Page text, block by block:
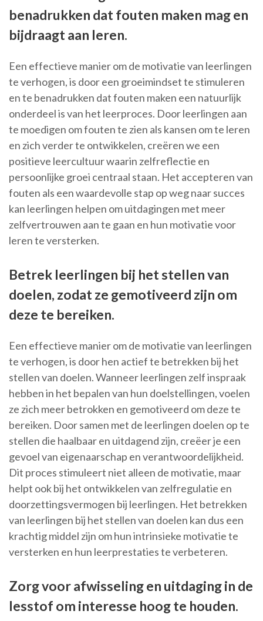
benadrukken dat fouten maken mag en
bijdraagt aan leren.
Een effectieve manier om de motivatie van leerlingen
te verhogen, is door een groeimindset te stimuleren
en te benadrukken dat fouten maken een natuurlijk
onderdeel is van het leerproces. Door leerlingen aan
te moedigen om fouten te zien als kansen om te leren
en zich verder te ontwikkelen, creëren we een
positieve leercultuur waarin zelfreflectie en
persoonlijke groei centraal staan. Het accepteren van
fouten als een waardevolle stap op weg naar succes
kan leerlingen helpen om uitdagingen met meer
zelfvertrouwen aan te gaan en hun motivatie voor
leren te versterken.
Betrek leerlingen bij het stellen van
doelen, zodat ze gemotiveerd zijn om
deze te bereiken.
Een effectieve manier om de motivatie van leerlingen
te verhogen, is door hen actief te betrekken bij het
stellen van doelen. Wanneer leerlingen zelf inspraak
hebben in het bepalen van hun doelstellingen, voelen
ze zich meer betrokken en gemotiveerd om deze te
bereiken. Door samen met de leerlingen doelen op te
stellen die haalbaar en uitdagend zijn, creëer je een
gevoel van eigenaarschap en verantwoordelijkheid.
Dit proces stimuleert niet alleen de motivatie, maar
helpt ook bij het ontwikkelen van zelfregulatie en
doorzettingsvermogen bij leerlingen. Het betrekken
van leerlingen bij het stellen van doelen kan dus een
krachtig middel zijn om hun intrinsieke motivatie te
versterken en hun leerprestaties te verbeteren.
Zorg voor afwisseling en uitdaging in de
lesstof om interesse hoog te houden.